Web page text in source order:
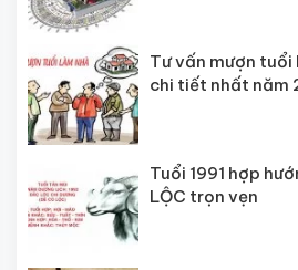
Tư vấn mượn tuổi
chi tiết nhất năm
Tuổi 1991 hợp
LỘC trọn vẹn